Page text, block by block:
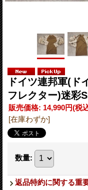
ドイツ連邦軍(ド
フレクター)迷彩
販売価格: 14,990円(税
[在庫わずか]
数量:
返品特約に関する重